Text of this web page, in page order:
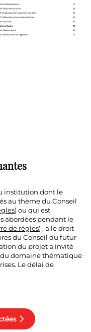
institution dont le
au thème du Conseil
) ou qui est
abordées pendant le
de règles) , a le droit
du Conseil du futur
du projet a invité
du domaine thématique
Le délai de